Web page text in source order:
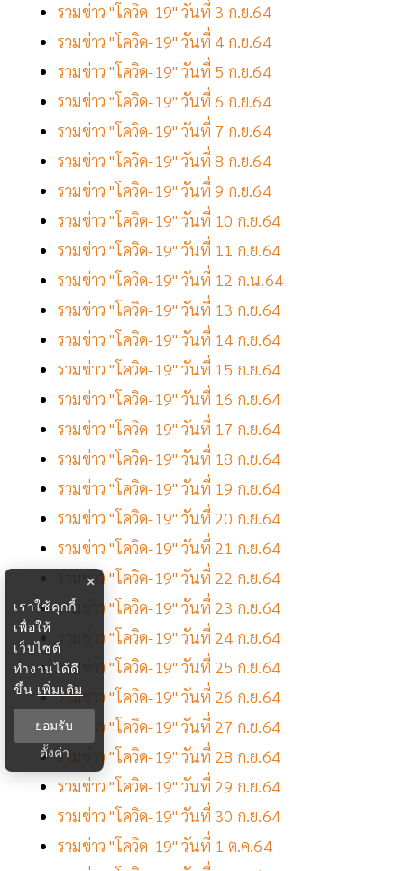
รวมข่าว "โควิด-19" วันที่ 3 ก.ย.64
รวมข่าว "โควิด-19" วันที่ 4 ก.ย.64
รวมข่าว "โควิด-19" วันที่ 5 ก.ย.64
รวมข่าว "โควิด-19" วันที่ 6 ก.ย.64
รวมข่าว "โควิด-19" วันที่ 7 ก.ย.64
รวมข่าว "โควิด-19" วันที่ 8 ก.ย.64
รวมข่าว "โควิด-19" วันที่ 9 ก.ย.64
รวมข่าว "โควิด-19" วันที่ 10 ก.ย.64
รวมข่าว "โควิด-19" วันที่ 11 ก.ย.64
รวมข่าว "โควิด-19" วันที่ 12 ก.น.64
รวมข่าว "โควิด-19" วันที่ 13 ก.ย.64
รวมข่าว "โควิด-19" วันที่ 14 ก.ย.64
รวมข่าว "โควิด-19" วันที่ 15 ก.ย.64
รวมข่าว "โควิด-19" วันที่ 16 ก.ย.64
รวมข่าว "โควิด-19" วันที่ 17 ก.ย.64
รวมข่าว "โควิด-19" วันที่ 18 ก.ย.64
รวมข่าว "โควิด-19" วันที่ 19 ก.ย.64
รวมข่าว "โควิด-19" วันที่ 20 ก.ย.64
รวมข่าว "โควิด-19" วันที่ 21 ก.ย.64
รวมข่าว "โควิด-19" วันที่ 22 ก.ย.64
รวมข่าว "โควิด-19" วันที่ 23 ก.ย.64
รวมข่าว "โควิด-19" วันที่ 24 ก.ย.64
รวมข่าว "โควิด-19" วันที่ 25 ก.ย.64
รวมข่าว "โควิด-19" วันที่ 26 ก.ย.64
รวมข่าว "โควิด-19" วันที่ 27 ก.ย.64
รวมข่าว "โควิด-19" วันที่ 28 ก.ย.64
รวมข่าว "โควิด-19" วันที่ 29 ก.ย.64
รวมข่าว "โควิด-19" วันที่ 30 ก.ย.64
รวมข่าว "โควิด-19" วันที่ 1 ต.ค.64
×
เราใช้คุกกี้
เพื่อให้
เว็บไซต์
ทำงานได้ดี
ขึ้น เพิ่มเติม
ยอมรับ
ตั้งค่า